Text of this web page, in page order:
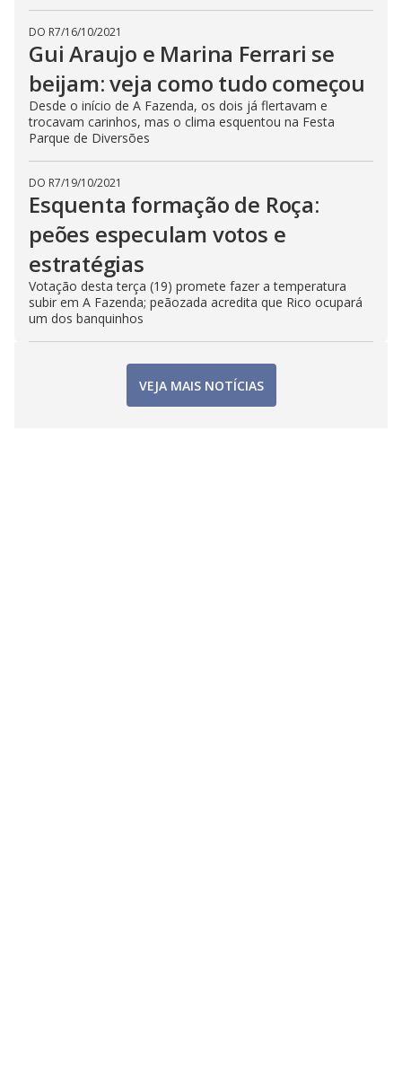
DO R7/16/10/2021
Gui Araujo e Marina Ferrari se
beijam: veja como tudo começou
Desde o início de A Fazenda, os dois já flertavam e
trocavam carinhos, mas o clima esquentou na Festa
Parque de Diversões
DO R7/19/10/2021
Esquenta formação de Roça:
peões especulam votos e
estratégias
Votação desta terça (19) promete fazer a temperatura
subir em A Fazenda; peãozada acredita que Rico ocupará
um dos banquinhos
VEJA MAIS NOTÍCIAS